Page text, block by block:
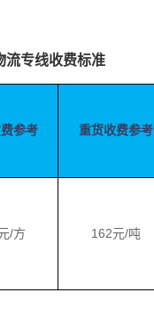
流专线收费标准
参考 重货收费参考
/方 162元/吨